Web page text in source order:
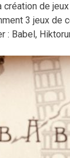
de
3 jeux de
: Babel,